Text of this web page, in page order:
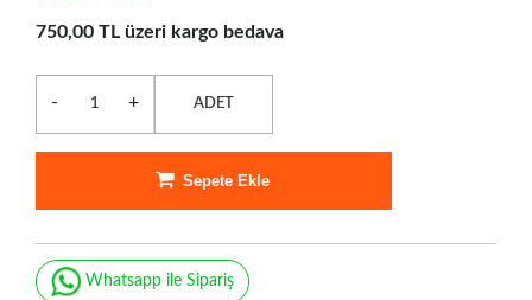
750,00 TL üzeri kargo bedava
- + ADET
Sepete Ekle
Whatsapp ile Sipariş